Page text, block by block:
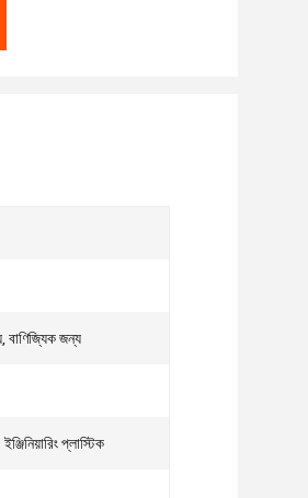
বাণিজ্যিক জন্য
প্লাস্টিক